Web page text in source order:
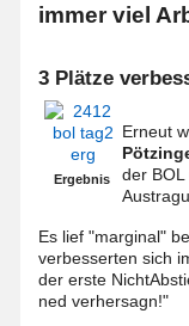
immer viel
3 Plätze
Ergebnis
Erneut
der
Es lief "marginal"
verbesserten sich
der erste
ned verhersagn!"